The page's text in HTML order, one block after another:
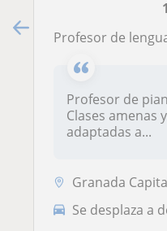
Profesor de lenguaje musical,
Profesor de
Clases amenas
adaptadas a...
Granada
Se desplaza a